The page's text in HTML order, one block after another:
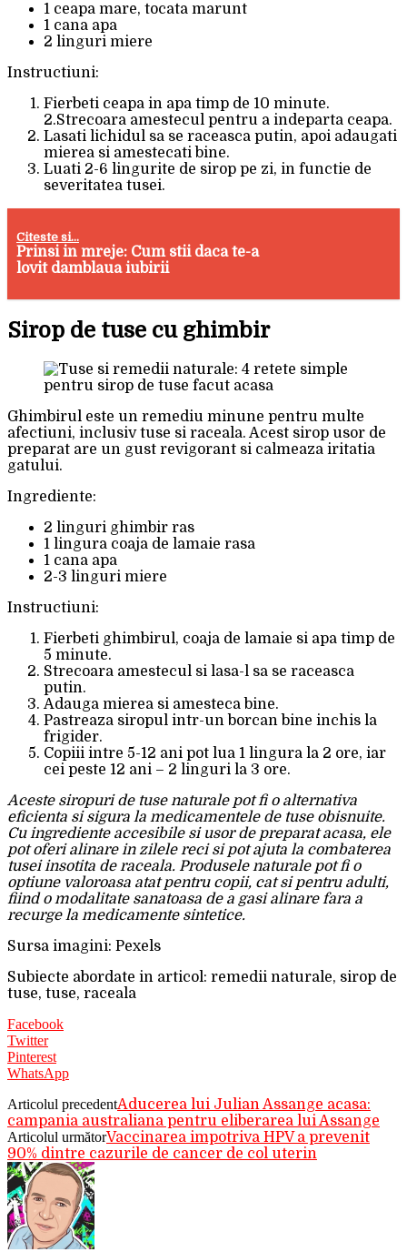
1 ceapa mare, tocata marunt
1 cana apa
2 linguri miere
Instructiuni:
Fierbeti ceapa in apa timp de 10 minute.
2.Strecoara amestecul pentru a indeparta ceapa.
Lasati lichidul sa se raceasca putin, apoi adaugati
mierea si amestecati bine.
Luati 2-6 lingurite de sirop pe zi, in functie de
severitatea tusei.
Citeste si...
Prinsi in mreje: Cum stii daca te-a
lovit damblaua iubirii
Sirop de tuse cu ghimbir
Ghimbirul este un remediu minune pentru multe
afectiuni, inclusiv tuse si raceala. Acest sirop usor de
preparat are un gust revigorant si calmeaza iritatia
gatului.
Ingrediente:
2 linguri ghimbir ras
1 lingura coaja de lamaie rasa
1 cana apa
2-3 linguri miere
Instructiuni:
Fierbeti ghimbirul, coaja de lamaie si apa timp de
5 minute.
Strecoara amestecul si lasa-l sa se raceasca
putin.
Adauga mierea si amesteca bine.
Pastreaza siropul intr-un borcan bine inchis la
frigider.
Copiii intre 5-12 ani pot lua 1 lingura la 2 ore, iar
cei peste 12 ani – 2 linguri la 3 ore.
Aceste siropuri de tuse naturale pot fi o alternativa
eficienta si sigura la medicamentele de tuse obisnuite.
Cu ingrediente accesibile si usor de preparat acasa, ele
pot oferi alinare in zilele reci si pot ajuta la combaterea
tusei insotita de raceala. Produsele naturale pot fi o
optiune valoroasa atat pentru copii, cat si pentru adulti,
fiind o modalitate sanatoasa de a gasi alinare fara a
recurge la medicamente sintetice.
Sursa imagini: Pexels
Subiecte abordate in articol: remedii naturale, sirop de
tuse, tuse, raceala
Facebook
Twitter
Pinterest
WhatsApp
Articolul precedentAducerea lui Julian Assange acasa:
campania australiana pentru eliberarea lui Assange
Articolul următorVaccinarea impotriva HPV a prevenit
90% dintre cazurile de cancer de col uterin